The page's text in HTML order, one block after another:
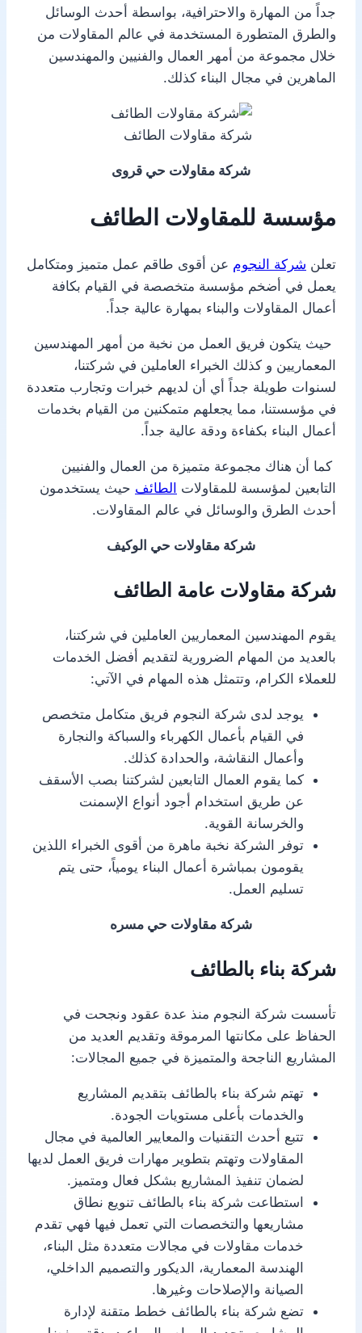
جداً من المهارة والاحترافية، بواسطة أحدث الوسائل
والطرق المتطورة المستخدمة في عالم المقاولات من
خلال مجموعة من أمهر العمال والفنيين والمهندسين
الماهرين في مجال البناء كذلك.
شركة مقاولات الطائف
شركة مقاولات حي قروى
مؤسسة للمقاولات الطائف
تعلن شركة النجوم عن أقوى طاقم عمل متميز ومتكامل
يعمل في أضخم مؤسسة متخصصة في القيام بكافة
أعمال المقاولات والبناء بمهارة عالية جداً.
حيث يتكون فريق العمل من نخبة من أمهر المهندسين
المعماريين و كذلك الخبراء العاملين في شركتنا،
لسنوات طويلة جداً أي أن لديهم خبرات وتجارب متعددة
في مؤسستنا، مما يجعلهم متمكنين من القيام بخدمات
أعمال البناء بكفاءة ودقة عالية جداً.
كما أن هناك مجموعة متميزة من العمال والفنيين
التابعين لمؤسسة للمقاولات الطائف حيث يستخدمون
أحدث الطرق والوسائل في عالم المقاولات.
شركة مقاولات حي الوكيف
شركة مقاولات عامة الطائف
يقوم المهندسين المعماريين العاملين في شركتنا،
بالعديد من المهام الضرورية لتقديم أفضل الخدمات
للعملاء الكرام، وتتمثل هذه المهام في الآتي:
يوجد لدى شركة النجوم فريق متكامل متخصص
في القيام بأعمال الكهرباء والسباكة والنجارة
وأعمال النقاشة، والحدادة كذلك.
كما يقوم العمال التابعين لشركتنا بصب الأسقف
عن طريق استخدام أجود أنواع الإسمنت
والخرسانة القوية.
توفر الشركة نخبة ماهرة من أقوى الخبراء اللذين
يقومون بمباشرة أعمال البناء يومياً، حتى يتم
تسليم العمل.
شركة مقاولات حي مسره
شركة بناء بالطائف
تأسست شركة النجوم منذ عدة عقود ونجحت في
الحفاظ على مكانتها المرموقة وتقديم العديد من
المشاريع الناجحة والمتميزة في جميع المجالات:
تهتم شركة بناء بالطائف بتقديم المشاريع
والخدمات بأعلى مستويات الجودة.
تتبع أحدث التقنيات والمعايير العالمية في مجال
المقاولات وتهتم بتطوير مهارات فريق العمل لديها
لضمان تنفيذ المشاريع بشكل فعال ومتميز.
استطاعت شركة بناء بالطائف تنويع نطاق
مشاريعها والتخصصات التي تعمل فيها فهي تقدم
خدمات مقاولات في مجالات متعددة مثل البناء،
الهندسة المعمارية، الديكور والتصميم الداخلي،
الصيانة والإصلاحات وغيرها.
تضع شركة بناء بالطائف خطط متقنة لإدارة